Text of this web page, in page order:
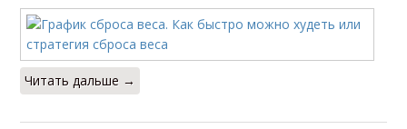
Читать дальше →